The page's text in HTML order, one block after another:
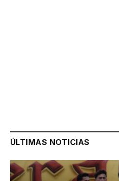
ÚLTIMAS NOTICIAS